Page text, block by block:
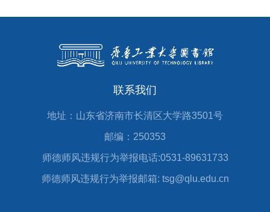
联系我们
地址：山东省济南市长清区大学路3501号
邮编：250353
师德师风违规行为举报电话:0531-89631733
师德师风违规行为举报邮箱: tsg@qlu.edu.cn